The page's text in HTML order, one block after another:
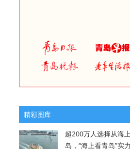
精彩图库
超200万人选择从海
岛，“海上看青岛”实